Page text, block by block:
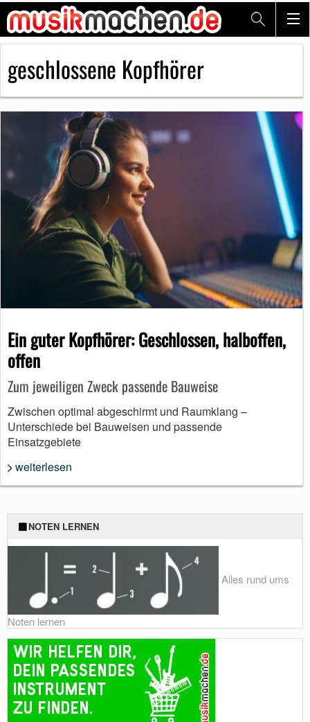
geschlossene Kopfhörer
Ein guter Kopfhörer: Geschlossen, halboffen,
offen
Zum jeweiligen Zweck passende Bauweise
Zwischen optimal abgeschirmt und Raumklang –
Unterschiede bei Bauweisen und passende
Einsatzgebiete
weiterlesen
NOTEN LERNEN
Alles rund ums
Noten lernen